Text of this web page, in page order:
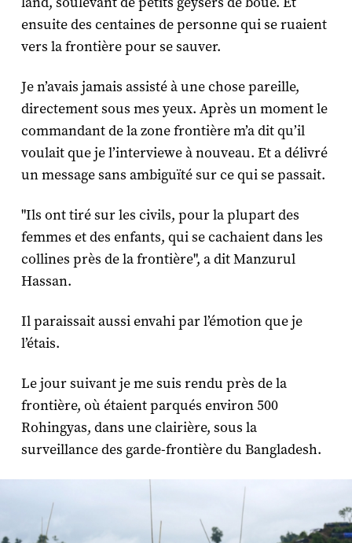
ensuite des centaines de personne qui se ruaient
vers la frontière pour se sauver.
Je n’avais jamais assisté à une chose pareille,
directement sous mes yeux. Après un moment le
commandant de la zone frontière m’a dit qu’il
voulait que je l’interviewe à nouveau. Et a délivré
un message sans ambiguïté sur ce qui se passait.
"Ils ont tiré sur les civils, pour la plupart des
femmes et des enfants, qui se cachaient dans les
collines près de la frontière", a dit Manzurul
Hassan.
Il paraissait aussi envahi par l’émotion que je
l’étais.
Le jour suivant je me suis rendu près de la
frontière, où étaient parqués environ 500
Rohingyas, dans une clairière, sous la
surveillance des garde-frontière du Bangladesh.